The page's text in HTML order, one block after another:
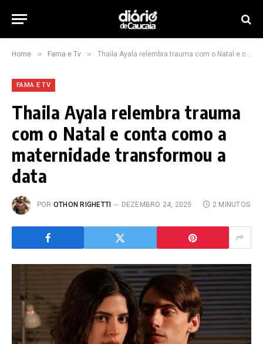
Home » Fama e Tv » Thaila Ayala relembra trauma com o Natal e conta como a maternidade transformou a data
FAMA E TV
Thaila Ayala relembra trauma
com o Natal e conta como a
maternidade transformou a
data
POR OTHON RIGHETTI DEZEMBRO 24, 2025 2 MINUTOS